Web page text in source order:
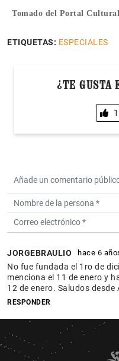
Tomado del Portal Cultural
ETIQUETAS: ESPECIALES
¿TE GUSTA
JORGEBRAULIO hace 6
No fue fundada el 1ro de
menciona el 11 de enero y
12 de enero. Saludos desde
RESPONDER